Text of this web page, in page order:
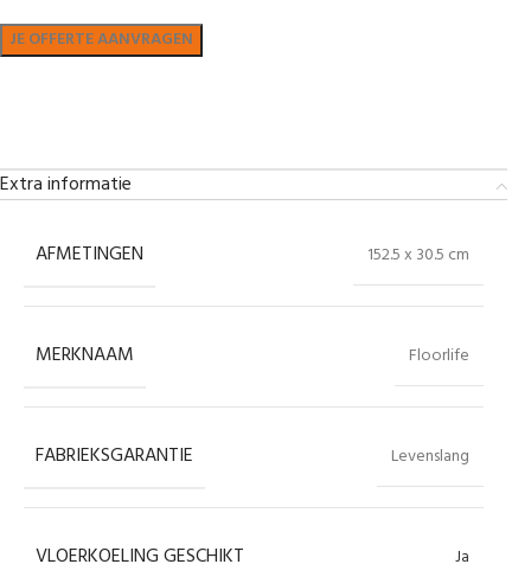
Extra informatie
AFMETINGEN 152.5 x 30.5 cm
MERKNAAM Floorlife
FABRIEKSGARANTIE Levenslang
VLOERKOELING GESCHIKT Ja